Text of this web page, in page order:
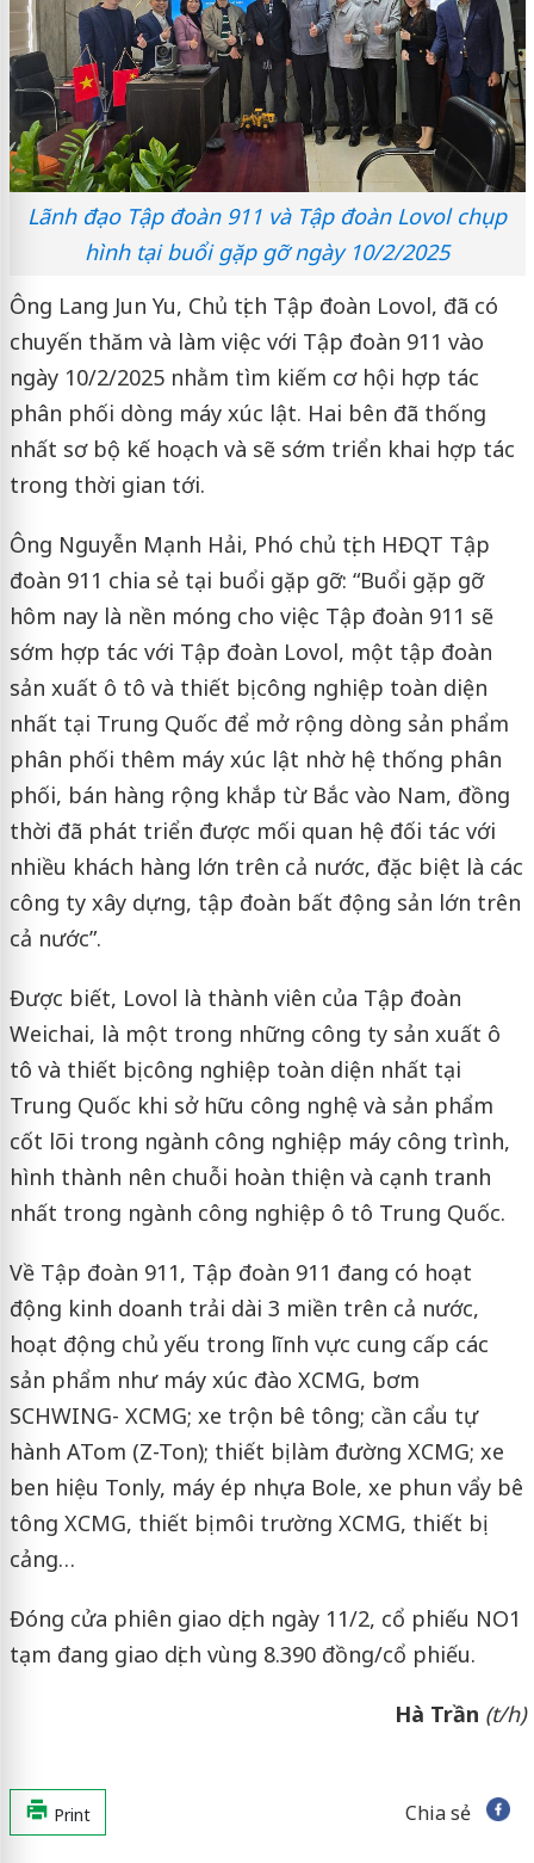
Lãnh đạo Tập đoàn 911 và Tập đoàn Lovol chụp
hình tại buổi gặp gỡ ngày 10/2/2025
Ông Lang Jun Yu, Chủ tịch Tập đoàn Lovol, đã có
chuyến thăm và làm việc với Tập đoàn 911 vào
ngày 10/2/2025 nhằm tìm kiếm cơ hội hợp tác
phân phối dòng máy xúc lật. Hai bên đã thống
nhất sơ bộ kế hoạch và sẽ sớm triển khai hợp tác
trong thời gian tới.
Ông Nguyễn Mạnh Hải, Phó chủ tịch HĐQT Tập
đoàn 911 chia sẻ tại buổi gặp gỡ: “Buổi gặp gỡ
hôm nay là nền móng cho việc Tập đoàn 911 sẽ
sớm hợp tác với Tập đoàn Lovol, một tập đoàn
sản xuất ô tô và thiết bị công nghiệp toàn diện
nhất tại Trung Quốc để mở rộng dòng sản phẩm
phân phối thêm máy xúc lật nhờ hệ thống phân
phối, bán hàng rộng khắp từ Bắc vào Nam, đồng
thời đã phát triển được mối quan hệ đối tác với
nhiều khách hàng lớn trên cả nước, đặc biệt là các
công ty xây dựng, tập đoàn bất động sản lớn trên
cả nước”.
Được biết, Lovol là thành viên của Tập đoàn
Weichai, là một trong những công ty sản xuất ô
tô và thiết bị công nghiệp toàn diện nhất tại
Trung Quốc khi sở hữu công nghệ và sản phẩm
cốt lõi trong ngành công nghiệp máy công trình,
hình thành nên chuỗi hoàn thiện và cạnh tranh
nhất trong ngành công nghiệp ô tô Trung Quốc.
Về Tập đoàn 911, Tập đoàn 911 đang có hoạt
động kinh doanh trải dài 3 miền trên cả nước,
hoạt động chủ yếu trong lĩnh vực cung cấp các
sản phẩm như máy xúc đào XCMG, bơm
SCHWING- XCMG; xe trộn bê tông; cần cẩu tự
hành ATom (Z-Ton); thiết bị làm đường XCMG; xe
ben hiệu Tonly, máy ép nhựa Bole, xe phun vẩy bê
tông XCMG, thiết bị môi trường XCMG, thiết bị
cảng…
Đóng cửa phiên giao dịch ngày 11/2, cổ phiếu NO1
tạm đang giao dịch vùng 8.390 đồng/cổ phiếu.
Hà Trần (t/h)
Print Chia sẻ